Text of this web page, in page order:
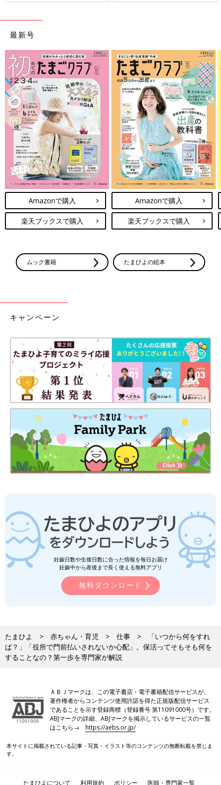
最新号
Amazonで購入
楽天ブックスで購入
Amazonで購入
楽天ブックスで購入
ムック書籍 たまひよの絵本
キャンペーン
妊娠日数や生後日数に合った情報を毎日お届け
妊娠中から産後まで長く使える無料アプリ
無料ダウンロード
たまひよ 赤ちゃん・育児 仕事
「いつから何をすれ
ば？」「役所で門前払いされないか心配」。保活ってそもそも何を
することなの？第一歩を専門家が解説
ＡＢＪマークは、この電子書店・電子書籍配信サービスが、
著作権者からコンテンツ使用許諾を得た正規版配信サービス
であることを示す登録商標（登録番号 第11091000号）です。
ABJマークの詳細、ABJマークを掲示しているサービスの一覧
はこちら→https://aebs.or.jp/
本サイトに掲載されている記事・写真・イラスト等のコンテンツの無断転載を禁じま
す。
たまひよについて 利用規約 ポリシー 医師・専門家一覧